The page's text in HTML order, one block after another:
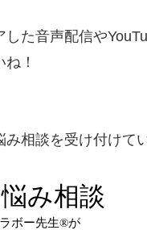
た音声配信や
！
相談を受け付けて